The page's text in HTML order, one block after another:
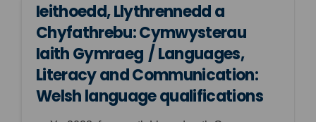
Ieithoedd, Llythrennedd a
Chyfathrebu: Cymwysterau
Iaith Gymraeg / Languages,
Literacy and Communication:
Welsh language qualifications